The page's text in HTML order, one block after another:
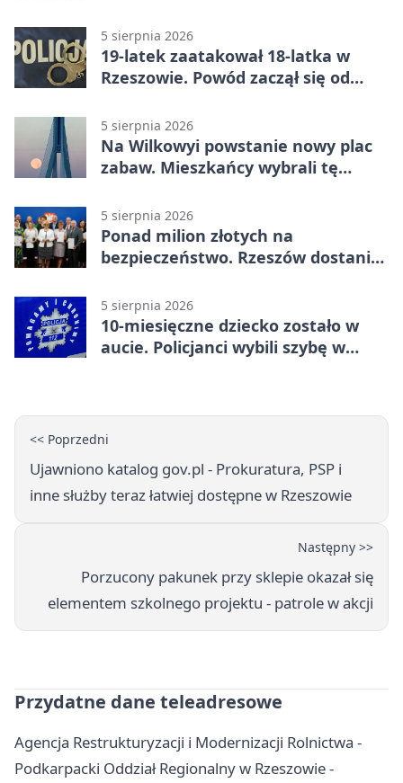
5 sierpnia 2026
19-latek zaatakował 18-latka w
Rzeszowie. Powód zaczął się od
5 sierpnia 2026
Na Wilkowyi powstanie nowy plac
zabaw. Mieszkańcy wybrali tę
5 sierpnia 2026
Ponad milion złotych na
bezpieczeństwo. Rzeszów dostanie
5 sierpnia 2026
10-miesięczne dziecko zostało w
aucie. Policjanci wybili szybę w
<< Poprzedni
Ujawniono katalog gov.pl - Prokuratura, PSP i
inne służby teraz łatwiej dostępne w Rzeszowie
Następny >>
Porzucony pakunek przy sklepie okazał się
elementem szkolnego projektu - patrole w akcji
Przydatne dane teleadresowe
Agencja Restrukturyzacji i Modernizacji Rolnictwa -
Podkarpacki Oddział Regionalny w Rzeszowie -